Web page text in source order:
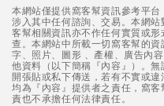
本網站僅提供窩客幫資訊參考平台
涉入其中任何諮詢、交易。本網站
客幫相關資訊亦不作任何實質或形
查。本網站中所載一切窩客幫的資
字、照片、圖形 、產權、廣告內
他資料（以下簡稱『內容』）。無
開張貼或私下傳送，若有不實或違
均為『內容』提供者之責任，窩客
責也不承擔任何法律責任。